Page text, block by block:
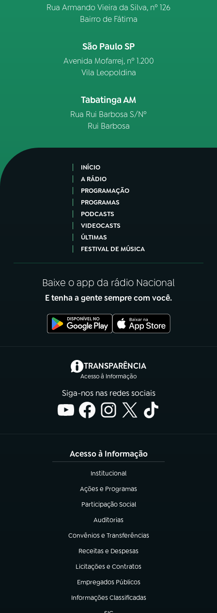
Rua Armando Vieira da Silva, nº 126
Bairro de Fátima
São Paulo SP
Avenida Mofarrej, nº 1.200
Vila Leopoldina
Tabatinga AM
Rua Rui Barbosa S/Nº
Rui Barbosa
INÍCIO
A RÁDIO
PROGRAMAÇÃO
PROGRAMAS
PODCASTS
VIDEOCASTS
ÚLTIMAS
FESTIVAL DE MÚSICA
Baixe o app da rádio Nacional
E tenha a gente sempre com você.
TRANSPARÊNCIA
Acesso à Informação
(abre em nova aba)
Siga-nos nas redes sociais
Acesso à Informação
Institucional
(abre em nova aba)
Ações e Programas
(abre em nova aba)
Participação Social
(abre em nova aba)
Auditorias
(abre em nova aba)
Convênios e Transferências
(abre em nova aba)
Receitas e Despesas
(abre em nova aba)
Licitações e Contratos
(abre em nova aba)
Empregados Públicos
(abre em nova aba)
Informações Classificadas
(abre em nova aba)